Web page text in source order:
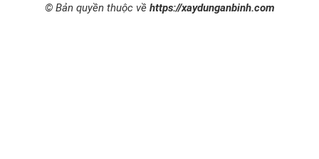
© Bản quyền thuộc về https://xaydunganbinh.com